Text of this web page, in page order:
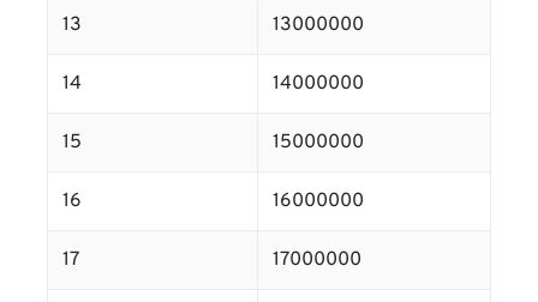
13 13000000
14 14000000
15 15000000
16 16000000
17 17000000